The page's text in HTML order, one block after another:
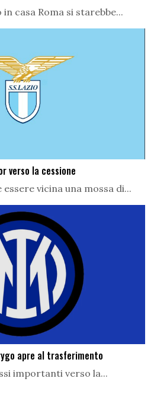
casa Roma si starebbe...
verso la cessione
vicina una mossa di...
apre al trasferimento
importanti verso la...